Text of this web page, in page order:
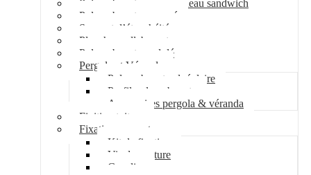
Polycarbonate pour panneau sandwich
Polycarbonate nervuré
Support d’étanchéité
Plancher collaborant
Polycarbonate ondulé
Pergola et Véranda
Polycarbonate alvéolaire
Profil polycarbonate
Accessoires pergola & véranda
Finition toiture
Fixation couverture
Kit de fixation
Vis de couture
Cavalier